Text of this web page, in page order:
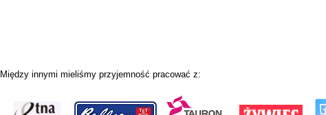
Między innymi mieliśmy przyjemność pracować z: